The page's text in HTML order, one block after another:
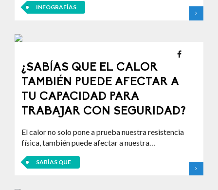
INFOGRAFÍAS
¿SABÍAS QUE EL CALOR
TAMBIÉN PUEDE AFECTAR A
TU CAPACIDAD PARA
TRABAJAR CON SEGURIDAD?
El calor no solo pone a prueba nuestra resistencia
física, también puede afectar a nuestra…
SABÍAS QUE